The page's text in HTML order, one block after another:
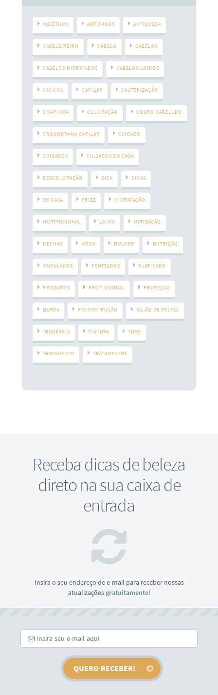
ANEETHUN ANTIDANOS ANTIQUEDA
CABELEIREIRO CABELO CABELOS
CABELOS HIDRATADOS CABELOS LOIROS
CACHOS CAPILAR CAUTERIZAÇÃO
CHAPINHA COLORAÇÃO COURO CABELUDO
CRONOGRAMA CAPILAR CUIDADO
CUIDADOS CUIDADOS EM CASA
DESCOLORAÇÃO DICA DICAS
EM CASA FRIZZ HIDRATAÇÃO
INSTITUCIONAL LOIRO MATIZAÇÃO
MECHAS MODA MULHER NUTRIÇÃO
ONDULADOS PENTEADOS PLATINADO
PRODUTOS PROFISSIONAL PROTEÇAO
QUEDA RECONSTRUÇÃO SALÃO DE BELEZA
TENDÊNCIA TINTURA TONE
TRATAMENTO TRATAMENTOS
Receba dicas de beleza
direto na sua caixa de
entrada
Insira o seu endereço de e-mail para receber nossas
atualizaçõesgratuitamente!